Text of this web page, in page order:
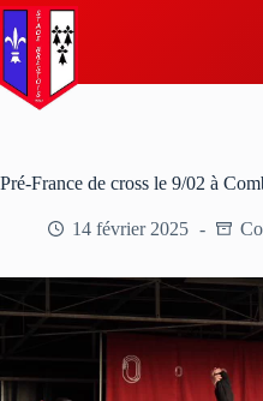
Pré-France de cross le 9/02 à
14 février 2025